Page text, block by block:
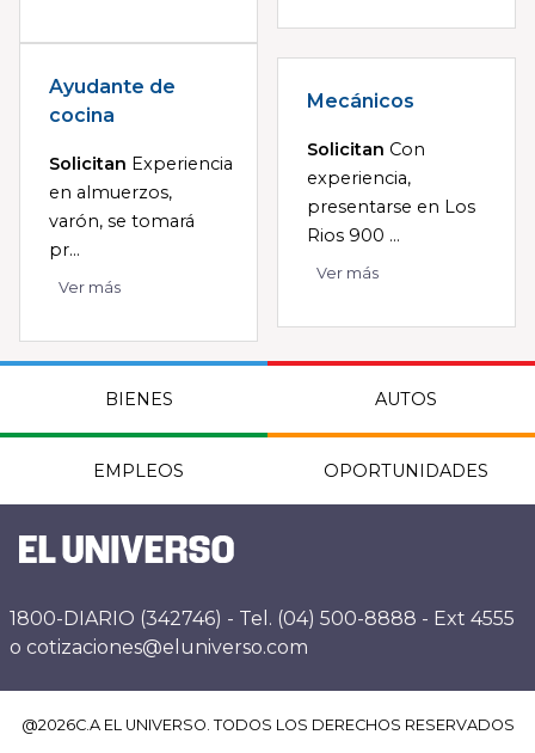
Ayudante de
cocina
Solicitan Experiencia
en almuerzos,
varón, se tomará
pr...
Ver más
Mecánicos
Solicitan Con
experiencia,
presentarse en Los
Rios 900 ...
Ver más
BIENES AUTOS
EMPLEOS OPORTUNIDADES
1800-DIARIO (342746) - Tel. (04) 500-8888 - Ext 4555
o cotizaciones@eluniverso.com
@2026C.A EL UNIVERSO. TODOS LOS DERECHOS RESERVADOS